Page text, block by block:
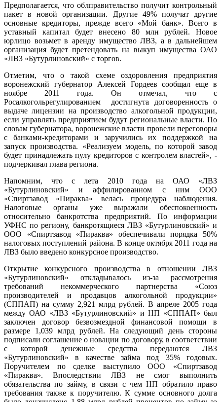
Предполагается, что облправительство получит контрольный
пакет в новой организации. Другие 49% получат другие
основные кредиторы, прежде всего «Мой банк». Всего в
уставный капитал будет внесено 80 млн рублей. Новое
юрлицо возьмет в аренду имущество ЛВЗ, а в дальнейшем
организация будет претендовать на выкуп имущества ОАО
«ЛВЗ «Бутурлиновский» с торгов.
Отметим, что о такой схеме оздоровления предприятия
воронежский губернатор Алексей Гордеев сообщал еще в
ноябре 2011 года. Он отмечал, что с
Росалкогольрегулированием достигнута договоренность о
выдаче лицензии на производство алкогольной продукции,
если управлять предприятием будут региональные власти. По
словам губернатора, воронежские власти провели переговоры
с банками-кредиторами и заручились их поддержкой на
запуск производства. «Реализуем модель, по которой завод
будет принадлежать пулу кредиторов с контролем властей», -
подчеркивал глава региона.
Напомним, что с лета 2010 года на ОАО «ЛВЗ
«Бутурлиновский» и аффилированном с ним ООО
«Спиртзавод «Пираква» велась процедура наблюдения.
Налоговые органы уже выражали обеспокоенность
относительно банкротства предприятий. По информации
УФНС по региону, банкротящиеся ЛВЗ «Бутурлиновский» и
ООО «Спиртзавод «Пираква» обеспечивали порядка 50%
налоговых поступлений района. В конце октября 2011 года на
ЛВЗ было введено конкурсное производство.
Открытие конкурсного производства в отношении ЛВЗ
«Бутурлиновский» откладывалось из-за рассмотрения
требований некоммерческого партнерства «Союз
производителей и продавцов алкогольной продукции»
(СППАП) на сумму 2,921 млрд рублей. В апреле 2005 года
между ОАО «ЛВЗ «Бутурлиновский» и НП «СППАП» был
заключен договор безвозмездной финансовой помощи в
размере 1,039 млрд рублей. На следующий день стороны
подписали соглашение о новации по договору, в соответствии
с которой денежные средства передаются ЛВЗ
«Бутурлиновский» в качестве займа под 35% годовых.
Поручителем по сделке выступило ООО «Спиртзавод
«Пираква». Впоследствии ЛВЗ не смог выполнить
обязательства по займу, в связи с чем НП обратило право
требования также к поручителю. К сумме основного долга